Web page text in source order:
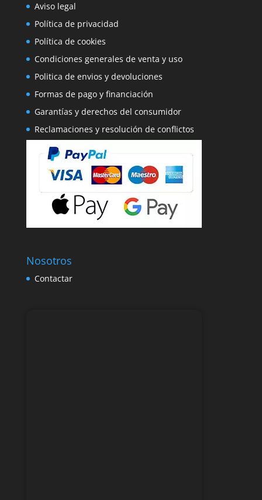
Aviso legal
Política de privacidad
Política de cookies
Condiciones generales de venta y uso
Politica de envios y devoluciones
Formas de pago y financiación
Garantías y derechos del consumidor
Reclamaciones y resolución de conflictos
Nosotros
Contactar